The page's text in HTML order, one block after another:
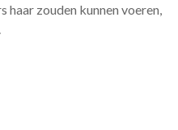
haar zouden kunnen voeren,